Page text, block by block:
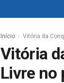
Início Vitória da
Vitória
Livre no